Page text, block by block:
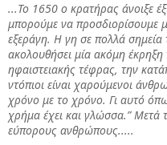
...Το 1650 ο κρατήρας άνοιξε
μπορούμε να προσδιορίσουμε
εξεράγη. Η γη σε πολλά σημεία
ακολουθήσει μία ακόμη
ηφαιστειακής τέφρας, την
ντόπιοι είναι χαρούμενοι
χρόνο με το χρόνο. Γι αυτό
χρήμα έχει και γλώσσα.” Μετά
εύπορους ανθρώπους.....